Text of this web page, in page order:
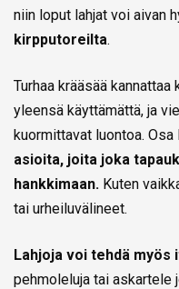
niin loput lahjat voi aivan
kirpputoreilta.
Turhaa krääsää
yleensä käyttämättä, ja
kuormittavat luontoa.
asioita, joita joka
hankkimaan. Kuten
tai urheiluvälineet.
Lahjoja voi tehdä myös
pehmoleluja tai askartele